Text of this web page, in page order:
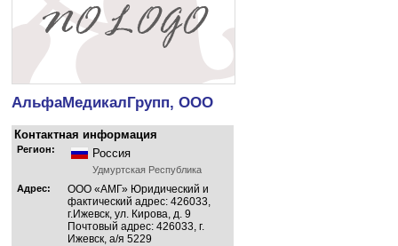
АльфаМедикалГрупп, ООО
Контактная информация
Регион: Россия
Удмуртская Республика
Адрес:
ООО «АМГ» Юридический и
фактический адрес: 426033,
г.Ижевск, ул. Кирова, д. 9
Почтовый адрес: 426033, г.
Ижевск, а/я 5229